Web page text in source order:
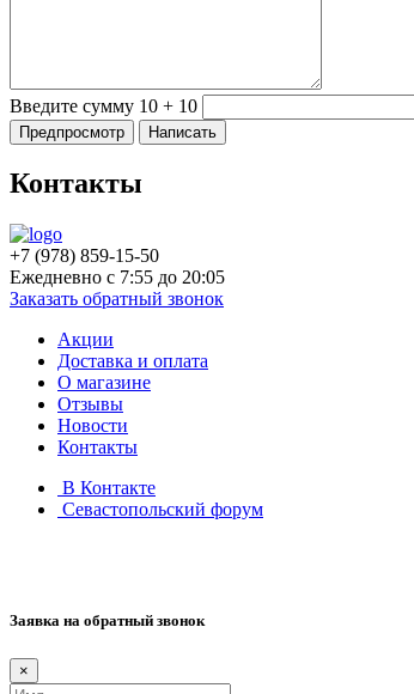
Введите сумму 10 + 10
Контакты
+7 (978) 859-15-50
Ежедневно с 7:55 до 20:05
Заказать обратный звонок
Акции
Доставка и оплата
О магазине
Отзывы
Новости
Контакты
В Контакте
Севастопольский форум
Заявка на обратный звонок
×